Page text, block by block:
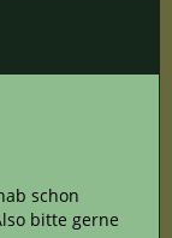
schon
bitte gerne